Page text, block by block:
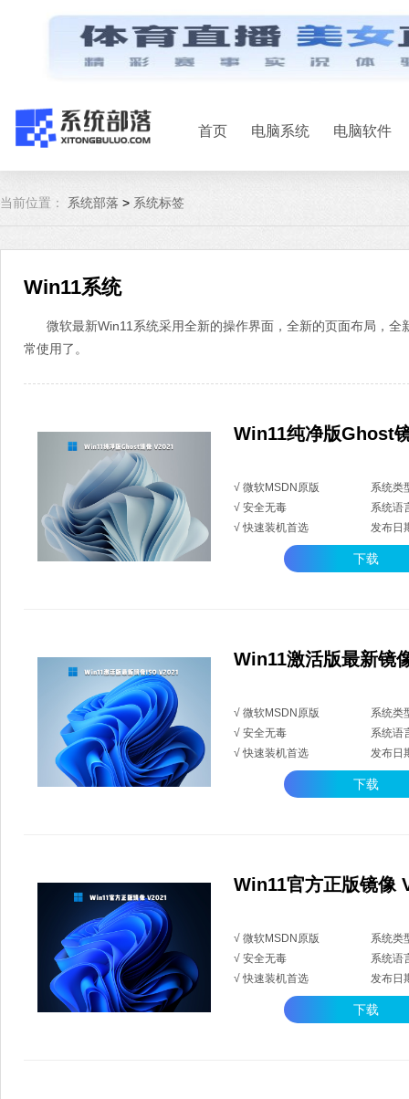
首页 电脑系统 电脑软件
当前位置： 系统部落 > 系统标签
Win11系统
微软最新Win11系统采用全新的操作界面，全新的页面布局，
常使用了。
Win11纯净版Ghost
√ 微软MSDN原版
系统类
√ 安全无毒
系统语
√ 快速装机首选
发布日
下载
Win11激活版最新镜
√ 微软MSDN原版
系统类
√ 安全无毒
系统语
√ 快速装机首选
发布日
下载
Win11官方正版镜像
√ 微软MSDN原版
系统类
√ 安全无毒
系统语
√ 快速装机首选
发布日
下载